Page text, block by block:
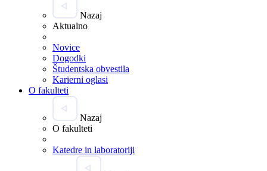
Nazaj
Aktualno
Novice
Dogodki
Študentska obvestila
Karierni oglasi
O fakulteti
Nazaj
O fakulteti
Katedre in laboratoriji